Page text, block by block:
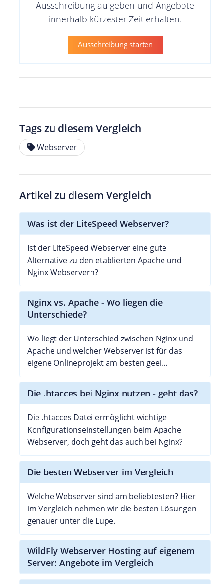
Ausschreibung aufgeben und Angebote
innerhalb kürzester Zeit erhalten.
Ausschreibung starten
Tags zu diesem Vergleich
Webserver
Artikel zu diesem Vergleich
Was ist der LiteSpeed Webserver?
Ist der LiteSpeed Webserver eine gute
Alternative zu den etablierten Apache und
Nginx Webservern?
Nginx vs. Apache - Wo liegen die
Unterschiede?
Wo liegt der Unterschied zwischen Nginx und
Apache und welcher Webserver ist für das
eigene Onlineprojekt am besten geei...
Die .htacces bei Nginx nutzen - geht das?
Die .htacces Datei ermöglicht wichtige
Konfigurationseinstellungen beim Apache
Webserver, doch geht das auch bei Nginx?
Die besten Webserver im Vergleich
Welche Webserver sind am beliebtesten? Hier
im Vergleich nehmen wir die besten Lösungen
genauer unter die Lupe.
WildFly Webserver Hosting auf eigenem
Server: Angebote im Vergleich